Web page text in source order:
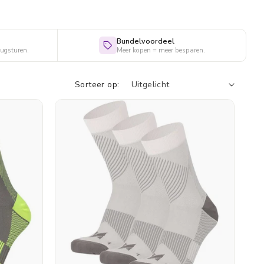
Bundelvoordeel
Meer kopen = meer besparen.
Sorteer op: